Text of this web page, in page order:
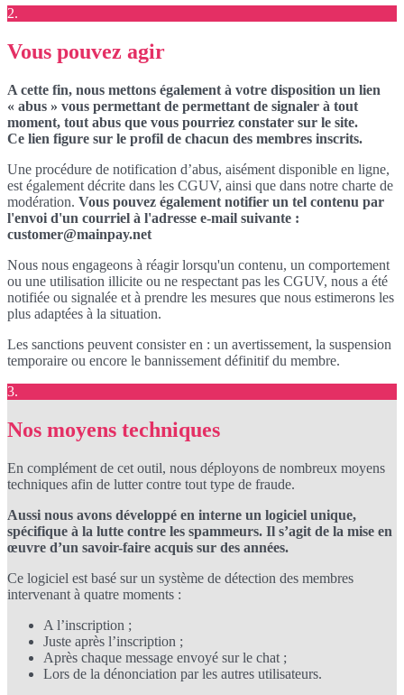
2.
Vous pouvez agir
A cette fin, nous mettons également à votre disposition un lien
« abus » vous permettant de permettant de signaler à tout
moment, tout abus que vous pourriez constater sur le site.
Ce lien figure sur le profil de chacun des membres inscrits.
Une procédure de notification d’abus, aisément disponible en ligne,
est également décrite dans les CGUV, ainsi que dans notre charte de
modération. Vous pouvez également notifier un tel contenu par
l'envoi d'un courriel à l'adresse e-mail suivante :
customer@mainpay.net
Nous nous engageons à réagir lorsqu'un contenu, un comportement
ou une utilisation illicite ou ne respectant pas les CGUV, nous a été
notifiée ou signalée et à prendre les mesures que nous estimerons les
plus adaptées à la situation.
Les sanctions peuvent consister en : un avertissement, la suspension
temporaire ou encore le bannissement définitif du membre.
3.
Nos moyens techniques
En complément de cet outil, nous déployons de nombreux moyens
techniques afin de lutter contre tout type de fraude.
Aussi nous avons développé en interne un logiciel unique,
spécifique à la lutte contre les spammeurs. Il s’agit de la mise en
œuvre d’un savoir-faire acquis sur des années.
Ce logiciel est basé sur un système de détection des membres
intervenant à quatre moments :
A l’inscription ;
Juste après l’inscription ;
Après chaque message envoyé sur le chat ;
Lors de la dénonciation par les autres utilisateurs.